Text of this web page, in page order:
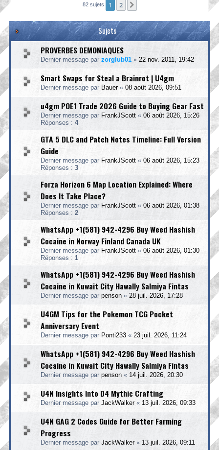
82 sujets 1 2
Sujets
PROVERBES DEMONIAQUES
Dernier message par zorglub01 « 22 nov. 2011, 19:42
Smart Swaps for Steal a Brainrot | U4gm
Dernier message par Bauer« 08 août 2026, 09:51
u4gm POE1 Trade 2026 Guide to Buying Gear Fast
Dernier message par FrankJScott « 06 août 2026, 15:26
Réponses : 4
GTA 5 DLC and Patch Notes Timeline: Full Version
Guide
Dernier message par FrankJScott « 06 août 2026, 15:23
Réponses : 3
Forza Horizon 6 Map Location Explained: Where
Does It Take Place?
Dernier message par FrankJScott « 06 août 2026, 01:38
Réponses : 2
WhatsApp +1(581) 942-4296 Buy Weed Hashish
Cocaine in Norway Finland Canada UK
Dernier message par FrankJScott « 06 août 2026, 01:30
Réponses : 1
WhatsApp +1(581) 942-4296 Buy Weed Hashish
Cocaine in Kuwait City Hawally Salmiya Fintas
Dernier message par penson « 28 juil. 2026, 17:28
U4GM Tips for the Pokemon TCG Pocket
Anniversary Event
Dernier message par Ponti233 « 23 juil. 2026, 11:24
WhatsApp +1(581) 942-4296 Buy Weed Hashish
Cocaine in Kuwait City Hawally Salmiya Fintas
Dernier message par penson « 14 juil. 2026, 20:30
U4N Insights Into D4 Mythic Crafting
Dernier message par JackWalker« 13 juil. 2026, 09:33
U4N GAG 2 Codes Guide for Better Farming
Progress
Dernier message par JackWalker« 13 juil. 2026, 09:11